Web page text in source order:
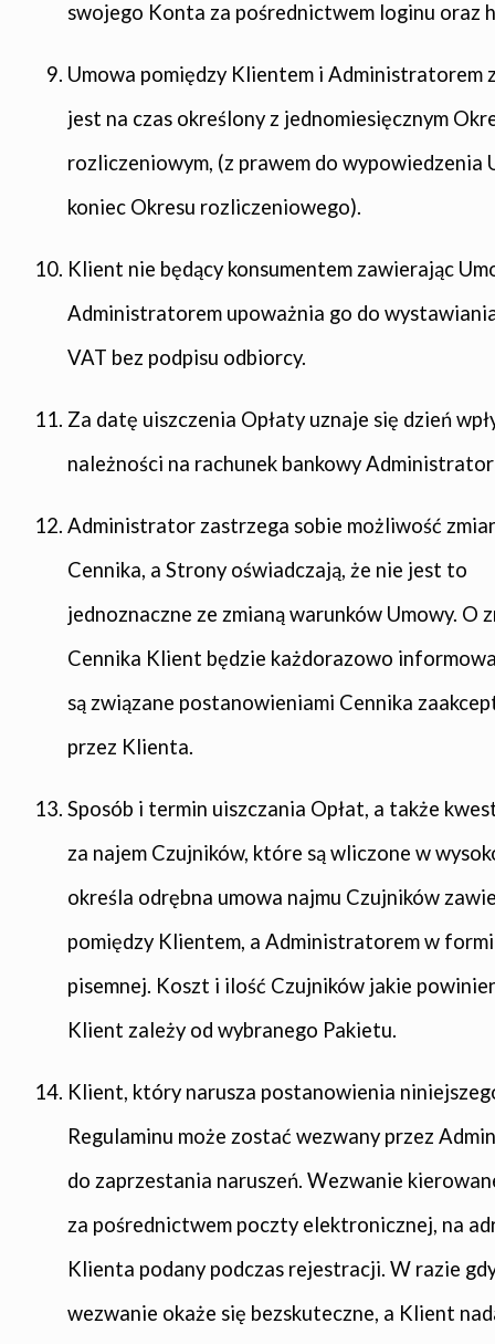
swojego Konta za pośrednictwem loginu oraz
Umowa pomiędzy Klientem i Administratorem
jest na czas określony z jednomiesięcznym
rozliczeniowym, (z prawem do wypowiedzenia
koniec Okresu rozliczeniowego).
Klient nie będący konsumentem zawierając
Administratorem upoważnia go do
VAT bez podpisu odbiorcy.
Za datę uiszczenia Opłaty uznaje się dzień
należności na rachunek bankowy
Administrator zastrzega sobie możliwość
Cennika, a Strony oświadczają, że nie jest to
jednoznaczne ze zmianą warunków Umowy. O
Cennika Klient będzie każdorazowo
są związane postanowieniami Cennika
przez Klienta.
Sposób i termin uiszczania Opłat, a także
za najem Czujników, które są wliczone w
określa odrębna umowa najmu Czujników
pomiędzy Klientem, a Administratorem w
pisemnej. Koszt i ilość Czujników jakie
Klient zależy od wybranego Pakietu.
Klient, który narusza postanowienia
Regulaminu może zostać wezwany przez
do zaprzestania naruszeń. Wezwanie
za pośrednictwem poczty elektronicznej, na
Klienta podany podczas rejestracji. W razie
wezwanie okaże się bezskuteczne, a Klient